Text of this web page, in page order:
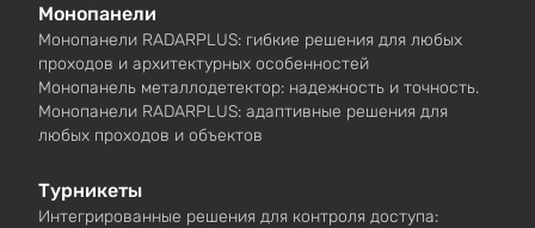
Монопанели
Монопанели RADARPLUS: гибкие решения для любых
проходов и архитектурных особенностей
Монопанель металлодетектор: надежность и точность.
Монопанели RADARPLUS: адаптивные решения для
любых проходов и объектов
Турникеты
Интегрированные решения для контроля доступа: